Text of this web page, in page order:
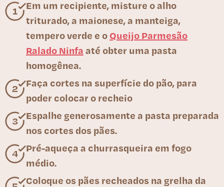
Em um recipiente, misture o alho
triturado, a maionese, a manteiga,
tempero verde e o Queijo Parmesão
Ralado Ninfa até obter uma pasta
homogênea.
Faça cortes na superfície do pão, para
poder colocar o recheio
Espalhe generosamente a pasta preparada
nos cortes dos pães.
Pré-aqueça a churrasqueira em fogo
médio.
Coloque os pães recheados na grelha da